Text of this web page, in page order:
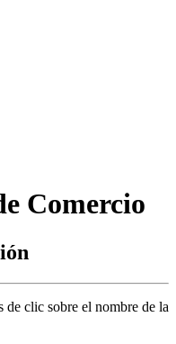
Comercio
de clic sobre el nombre de la